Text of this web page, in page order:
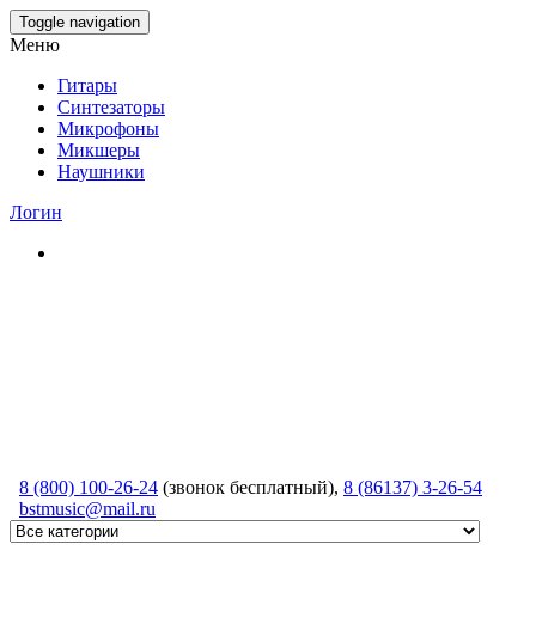
Skip
to
content
Toggle navigation
Меню
Гитары
Синтезаторы
Микрофоны
Микшеры
Наушники
Логин
8 (800) 100-26-24 (звонок бесплатный), 8 (86137) 3-26-54
bstmusic@mail.ru